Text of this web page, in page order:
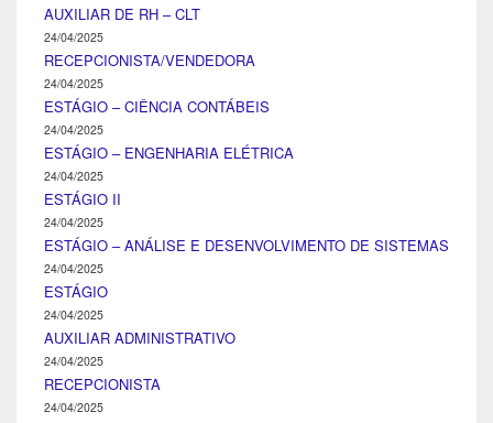
AUXILIAR DE RH – CLT
24/04/2025
RECEPCIONISTA/VENDEDORA
24/04/2025
ESTÁGIO – CIÊNCIA CONTÁBEIS
24/04/2025
ESTÁGIO – ENGENHARIA ELÉTRICA
24/04/2025
ESTÁGIO II
24/04/2025
ESTÁGIO – ANÁLISE E DESENVOLVIMENTO DE SISTEMAS
24/04/2025
ESTÁGIO
24/04/2025
AUXILIAR ADMINISTRATIVO
24/04/2025
RECEPCIONISTA
24/04/2025